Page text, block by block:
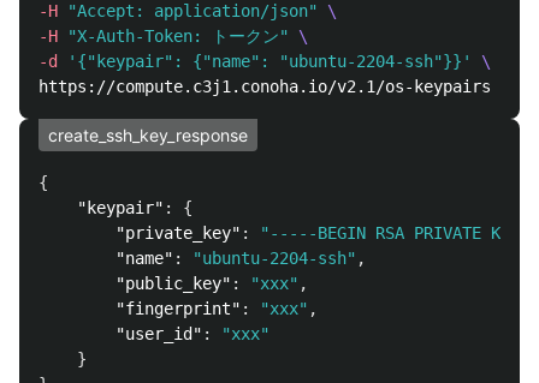
-H
"Accept: application/json"
\
-H
"X-Auth-Token: トークン"
\
-d
'{"keypair": {"name": "ubuntu-2204-ssh"}}'
\
create_ssh_key_response
{
"keypair" :
{
"private_key" :
"-----BEGIN RSA PRIVATE
"name" : "ubuntu-2204-ssh" ,
"public_key" : "xxx" ,
"fingerprint" : "xxx" ,
"user_id" :
"xxx"
}